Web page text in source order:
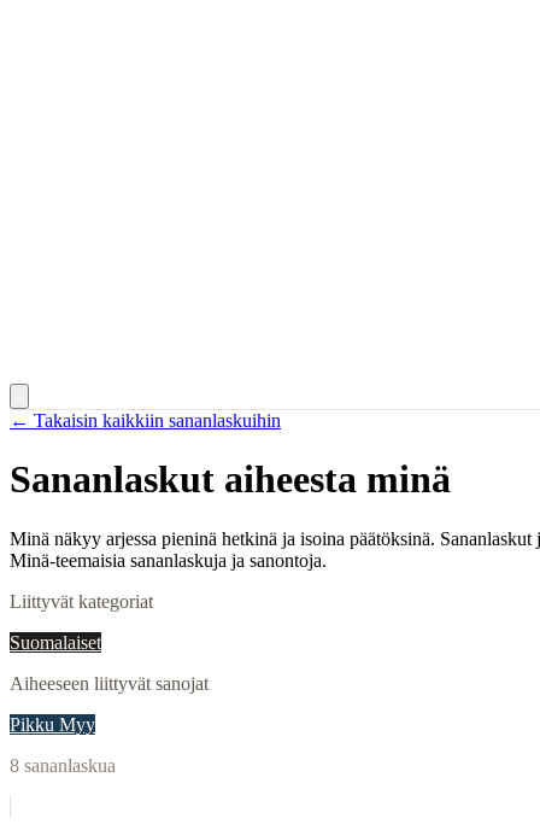
← Takaisin kaikkiin sananlaskuihin
Sananlaskut aiheesta minä
Minä näkyy arjessa pieninä hetkinä ja isoina päätöksinä.
Minä-teemaisia sananlaskuja ja sanontoja.
Liittyvät kategoriat
Suomalaiset
Aiheeseen liittyvät sanojat
Pikku Myy
8 sananlaskua